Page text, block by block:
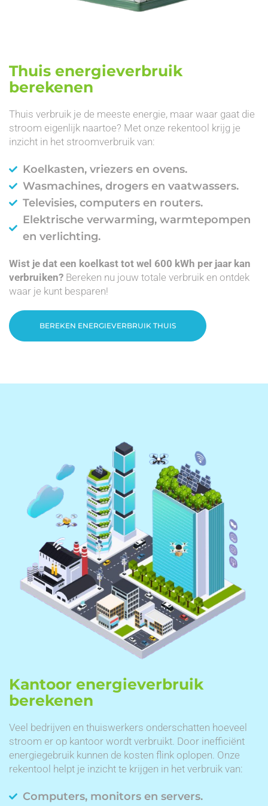
Thuis energieverbruik
berekenen
Thuis verbruik je de meeste energie, maar waar gaat die
stroom eigenlijk naartoe? Met onze rekentool krijg je
inzicht in het stroomverbruik van:
Koelkasten, vriezers en ovens.
Wasmachines, drogers en vaatwassers.
Televisies, computers en routers.
Elektrische verwarming, warmtepompen
en verlichting.
Wist je dat een koelkast tot wel 600 kWh per jaar kan
verbruiken? Bereken nu jouw totale verbruik en ontdek
waar je kunt besparen!
BEREKEN ENERGIEVERBRUIK THUIS
Kantoor energieverbruik
berekenen
Veel bedrijven en thuiswerkers onderschatten hoeveel
stroom er op kantoor wordt verbruikt. Door inefficiënt
energiegebruik kunnen de kosten flink oplopen. Onze
rekentool helpt je inzicht te krijgen in het verbruik van:
Computers, monitors en servers.